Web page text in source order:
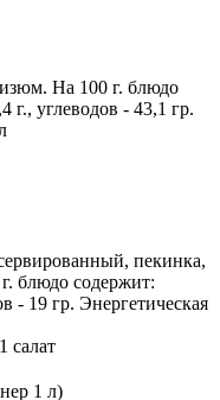
На 100 г. блюдо
г., углеводов - 43,1 гр.
пекинка,
блюдо содержит:
- 19 гр. Энергетическая
салат